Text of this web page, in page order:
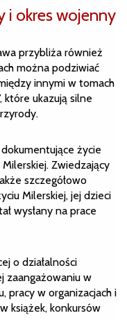
i okres wojenny
przybliża również
można podziwiać
innymi w tomach
które ukazują silne
życie
Zwiedzający
szczegółowo
Milerskiej, jej dzieci
wysłany na prace
o działalności
zaangażowaniu w
pracy w organizacjach i
książek, konkursów